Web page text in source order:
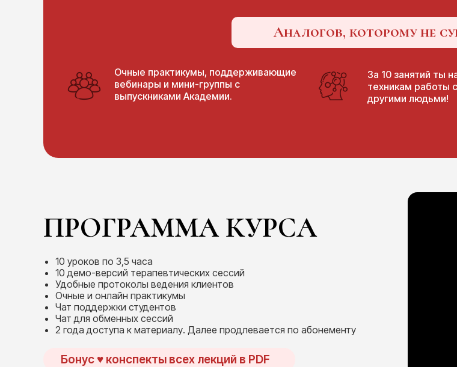
Очные практикумы, поддерживающие
вебинары и мини-группы с
выпускниками Академии.
За 10 занятий ты
техникам работы
другими людьми!
Аналогов, которому не
ПРОГРАММА КУРСА
10 уроков по 3,5 часа
10 демо-версий терапевтических сессий
Удобные протоколы ведения клиентов
Очные и онлайн практикумы
Чат поддержки студентов
Чат для обменных сессий
2 года доступа к материалу. Далее продлевается по абонементу
Бонус ♥ конспекты всех лекций в PDF